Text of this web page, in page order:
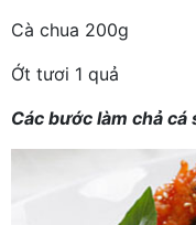
Cà chua 200g
Ớt tươi 1 quả
Các bước làm chả cá